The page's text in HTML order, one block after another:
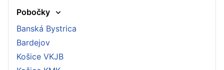
Pobočky
Banská Bystrica
Bardejov
Košice VKJB